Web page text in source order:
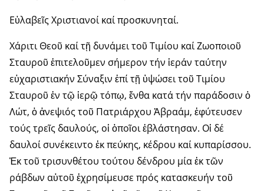
Εὐλαβεῖς Χριστιανοί καί προσκυνηταί.
Χάριτι Θεοῦ καί τῇ δυνάμει τοῦ Τιμίου καί Ζωοποιοῦ
Σταυροῦ ἐπιτελοῦμεν σήμερον τήν ἱεράν ταύτην
εὐχαριστιακήν Σύναξιν ἐπί τῇ ὑψώσει τοῦ Τιμίου
Σταυροῦ ἐν τῷ ἱερῷ τόπῳ, ἔνθα κατά τήν παράδοσιν ὁ
Λώτ, ὁ ἀνεψιός τοῦ Πατριάρχου Ἀβραάμ, ἐφύτευσεν
τούς τρεῖς δαυλούς, οἱ ὁποῖοι ἐβλάστησαν. Οἱ δέ
δαυλοί συνέκειντο ἐκ πεύκης, κέδρου καί κυπαρίσσου.
Ἐκ τοῦ τρισυνθέτου τούτου δένδρου μία ἐκ τῶν
ράβδων αὐτοῦ ἐχρησίμευσε πρός κατασκευήν τοῦ